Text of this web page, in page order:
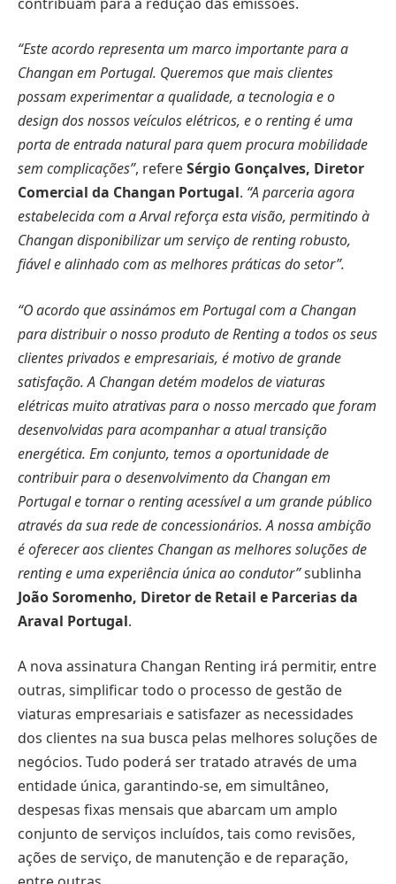
“Este acordo representa um marco importante para a
Changan em Portugal. Queremos que mais clientes
possam experimentar a qualidade, a tecnologia e o
design dos nossos veículos elétricos, e o renting é uma
porta de entrada natural para quem procura mobilidade
sem complicações”, refereSérgio Gonçalves, Diretor
Comercial da Changan Portugal. “A parceria agora
estabelecida com a Arval reforça esta visão, permitindo à
Changan disponibilizar um serviço de renting robusto,
fiável e alinhado com as melhores práticas do setor”.
“O acordo que assinámos em Portugal com a Changan
para distribuir o nosso produto de Renting a todos os seus
clientes privados e empresariais, é motivo de grande
satisfação. A Changan detém modelos de viaturas
elétricas muito atrativas para o nosso mercado que foram
desenvolvidas para acompanhar a atual transição
energética. Em conjunto, temos a oportunidade de
contribuir para o desenvolvimento da Changan em
Portugal e tornar o renting acessível a um grande público
através da sua rede de concessionários. A nossa ambição
é oferecer aos clientes Changan as melhores soluções de
renting e uma experiência única ao condutor”sublinha
João Soromenho, Diretor de Retail e Parcerias da
Araval Portugal.
A nova assinatura Changan Renting irá permitir, entre
outras, simplificar todo o processo de gestão de
viaturas empresariais e satisfazer as necessidades
dos clientes na sua busca pelas melhores soluções de
negócios. Tudo poderá ser tratado através de uma
entidade única, garantindo-se, em simultâneo,
despesas fixas mensais que abarcam um amplo
conjunto de serviços incluídos, tais como revisões,
ações de serviço, de manutenção e de reparação,